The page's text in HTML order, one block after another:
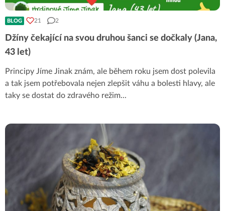
BLOG 21 2
Džíny čekající na svou druhou šanci se dočkaly (Jana,
43 let)
Principy Jíme Jinak znám, ale během roku jsem dost polevila
a tak jsem potřebovala nejen zlepšit váhu a bolesti hlavy, ale
taky se dostat do zdravého režim...